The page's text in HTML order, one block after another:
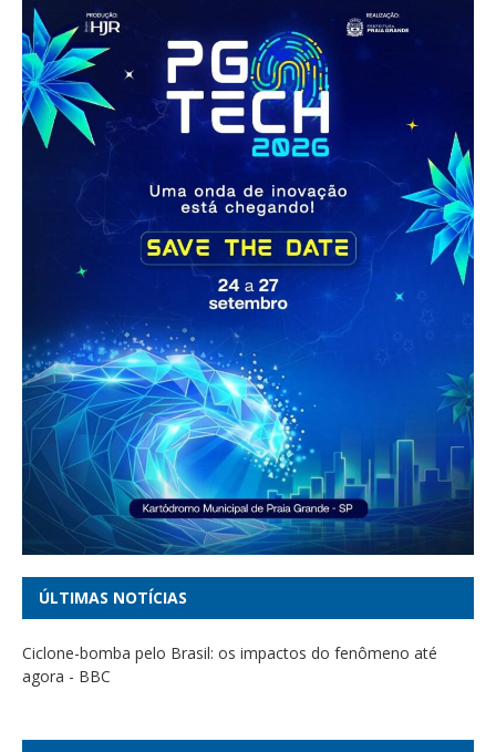
ÚLTIMAS NOTÍCIAS
Ciclone-bomba pelo Brasil: os impactos do fenômeno até
agora - BBC